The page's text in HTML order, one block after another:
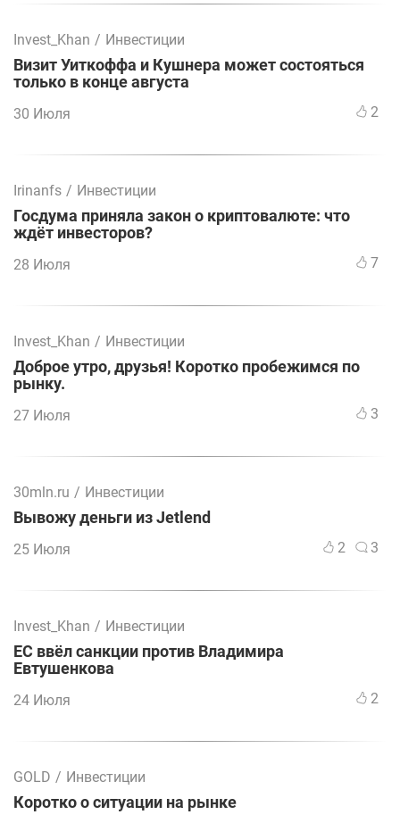
Invest_Khan / Инвестиции
Визит Уиткоффа и Кушнера может состояться
только в конце августа
30 Июля 2
Irinanfs / Инвестиции
Госдума приняла закон о криптовалюте: что
ждёт инвесторов?
28 Июля 7
Invest_Khan / Инвестиции
Доброе утро, друзья! Коротко пробежимся по
рынку.
27 Июля 3
30mln.ru / Инвестиции
Вывожу деньги из Jetlend
25 Июля 2 3
Invest_Khan / Инвестиции
ЕС ввёл санкции против Владимира
Евтушенкова
24 Июля 2
GOLD / Инвестиции
Коротко о ситуации на рынке